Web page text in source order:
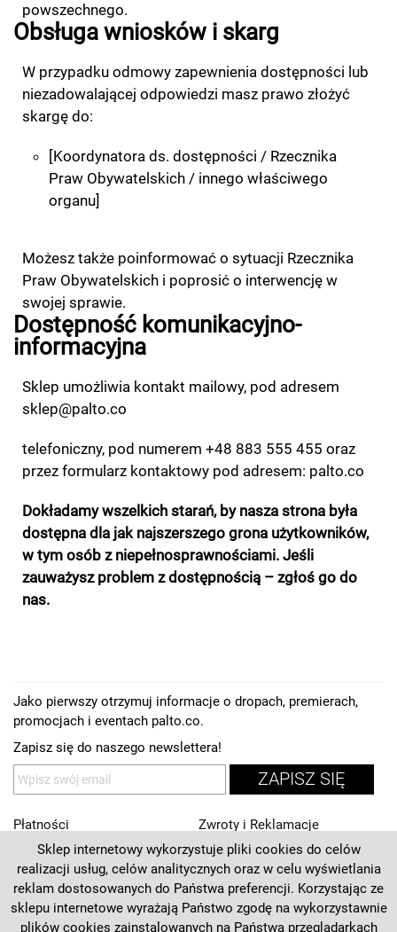
Sklep internetowy wykorzystuje pliki cookies do celów
realizacji usług, celów analitycznych oraz w celu wyświetlania
reklam dostosowanych do Państwa preferencji. Korzystając ze
sklepu internetowe wyrażają Państwo zgodę na wykorzystawnie
plików cookies zainstalowanych na Państwa przeglądarkach
powszechnego.
Obsługa wniosków i skarg
W przypadku odmowy zapewnienia dostępności lub
niezadowalającej odpowiedzi masz prawo złożyć
skargę do:
[Koordynatora ds. dostępności / Rzecznika
Praw Obywatelskich / innego właściwego
organu]
Możesz także poinformować o sytuacji Rzecznika
Praw Obywatelskich i poprosić o interwencję w
swojej sprawie.
Dostępność komunikacyjno-
informacyjna
Sklep umożliwia kontakt mailowy, pod adresem
sklep@palto.co
telefoniczny, pod numerem +48 883 555 455 oraz
przez formularz kontaktowy pod adresem: palto.co
Dokładamy wszelkich starań, by nasza strona była
dostępna dla jak najszerszego grona użytkowników,
w tym osób z niepełnosprawnościami. Jeśli
zauważysz problem z dostępnością – zgłoś go do
nas.
Jako pierwszy otrzymuj informacje o dropach, premierach,
promocjach i eventach palto.co.
Zapisz się do naszego newslettera!
ZAPISZ SIĘ
Płatności
Regulamin
Polityka prywatności
Deklaracja dostępności
Zwroty i Reklamacje
Kontakt
O nas